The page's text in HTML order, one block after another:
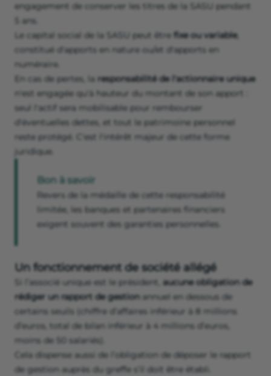
engagement de conserver les titres de la SASU pendant
5 ans.
Le capital social de la SASU peut être fixe ou variable,
constitué d'apports en nature ou/et d'apports en
numéraire.
En cas de pertes, la responsabilité de l'actionnaire unique
n'est engagée qu'à hauteur du montant de son apport :
seul l'actif sera mobilisable pour rembourser
d'éventuelles dettes, et tout le patrimoine personnel
reste protégé. C'est l'intérêt majeur de cette forme
juridique.
Bon à savoir
Revers de la médaille de cette responsabilité
limitée, les banques et partenaires financiers
exigent souvent des garanties personnelles.
Un fonctionnement de société allégé
Si l’associé unique est le président, aucune obligation de
rédiger un rapport de gestion annuel en dessous de
certains seuils (chiffre d’affaires inférieur à 8 millions
d’euros, total de bilan inférieur à 4 millions d’euros,
moins de 50 salariés).
Cela dispense aussi de l’obligation de déposer le rapport
de gestion auprès du greffe s’il doit être établi.